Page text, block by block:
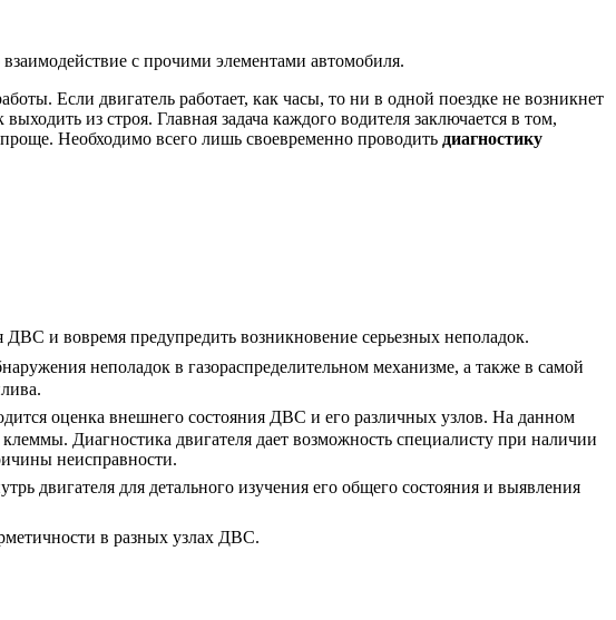
с прочими элементами автомобиля.
Если двигатель работает, как часы, то ни в одной поездке не возникнет
из строя. Главная задача каждого водителя заключается в том,
Необходимо всего лишь своевременно проводить диагностику
ДВС и вовремя предупредить возникновение серьезных неполадок.
неполадок в газораспределительном механизме, а также в самой
оценка внешнего состояния ДВС и его различных узлов. На данном
Диагностика двигателя дает возможность специалисту при наличии
неисправности.
двигателя для детального изучения его общего состояния и выявления
в разных узлах ДВС.